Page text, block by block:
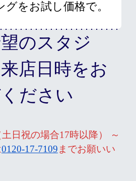
をお試し価格で。
のスタジ
店日時をお
ださい
日祝の場合17時以降） ～
0120-17-7109までお願いい